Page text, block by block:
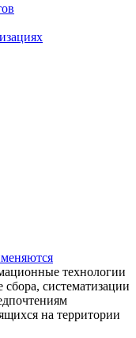
технологии
систематизации
на территории